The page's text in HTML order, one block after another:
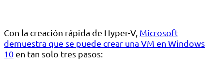
Con la creación rápida de Hyper-V, Microsoft
demuestra que se puede crear una VM en Windows
10 en tan solo tres pasos: